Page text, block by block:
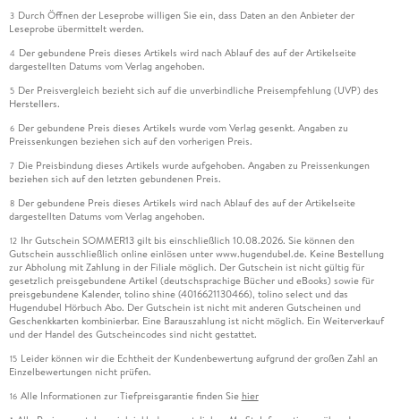
3 Durch Öffnen der Leseprobe willigen Sie ein, dass Daten an den Anbieter der
Leseprobe übermittelt werden.
4 Der gebundene Preis dieses Artikels wird nach Ablauf des auf der Artikelseite
dargestellten Datums vom Verlag angehoben.
5 Der Preisvergleich bezieht sich auf die unverbindliche Preisempfehlung (UVP) des
Herstellers.
6 Der gebundene Preis dieses Artikels wurde vom Verlag gesenkt. Angaben zu
Preissenkungen beziehen sich auf den vorherigen Preis.
7 Die Preisbindung dieses Artikels wurde aufgehoben. Angaben zu Preissenkungen
beziehen sich auf den letzten gebundenen Preis.
8 Der gebundene Preis dieses Artikels wird nach Ablauf des auf der Artikelseite
dargestellten Datums vom Verlag angehoben.
12 Ihr Gutschein SOMMER13 gilt bis einschließlich 10.08.2026. Sie können den
Gutschein ausschließlich online einlösen unter www.hugendubel.de. Keine Bestellung
zur Abholung mit Zahlung in der Filiale möglich. Der Gutschein ist nicht gültig für
gesetzlich preisgebundene Artikel (deutschsprachige Bücher und eBooks) sowie für
preisgebundene Kalender, tolino shine (4016621130466), tolino select und das
Hugendubel Hörbuch Abo. Der Gutschein ist nicht mit anderen Gutscheinen und
Geschenkkarten kombinierbar. Eine Barauszahlung ist nicht möglich. Ein Weiterverkauf
und der Handel des Gutscheincodes sind nicht gestattet.
15 Leider können wir die Echtheit der Kundenbewertung aufgrund der großen Zahl an
Einzelbewertungen nicht prüfen.
16 Alle Informationen zur Tiefpreisgarantie finden Sie hier